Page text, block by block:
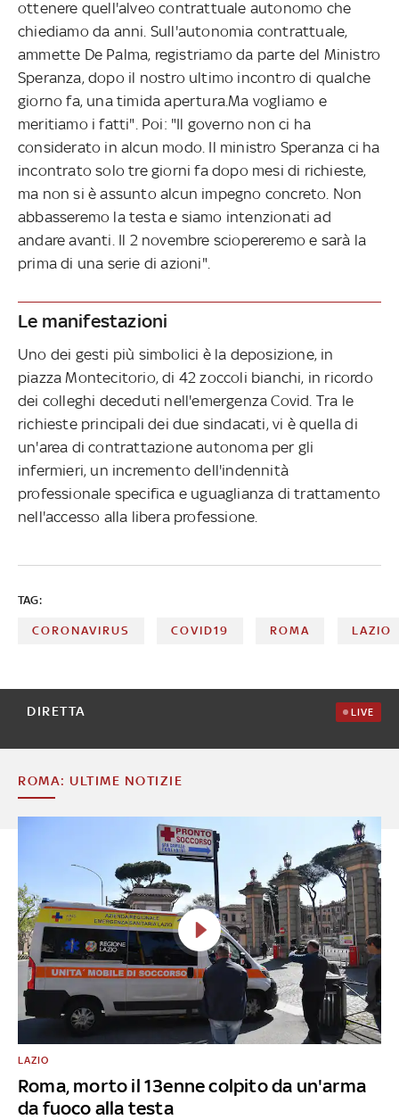
ottenere quell'alveo contrattuale autonomo che
chiediamo da anni. Sull'autonomia contrattuale,
ammette De Palma, registriamo da parte del Ministro
Speranza, dopo il nostro ultimo incontro di qualche
giorno fa, una timida apertura.Ma vogliamo e
meritiamo i fatti". Poi: "Il governo non ci ha
considerato in alcun modo. Il ministro Speranza ci ha
incontrato solo tre giorni fa dopo mesi di richieste,
ma non si è assunto alcun impegno concreto. Non
abbasseremo la testa e siamo intenzionati ad
andare avanti. Il 2 novembre sciopereremo e sarà la
prima di una serie di azioni".
Le manifestazioni
Uno dei gesti più simbolici è la deposizione, in
piazza Montecitorio, di 42 zoccoli bianchi, in ricordo
dei colleghi deceduti nell'emergenza Covid. Tra le
richieste principali dei due sindacati, vi è quella di
un'area di contrattazione autonoma per gli
infermieri, un incremento dell'indennità
professionale specifica e uguaglianza di trattamento
nell'accesso alla libera professione.
TAG:
CORONAVIRUS COVID19 ROMA LAZIO
DIRETTA LIVE
ROMA: ULTIME NOTIZIE
Roma, morto il 13enne colpito da un'arma
da fuoco alla testa
LAZIO